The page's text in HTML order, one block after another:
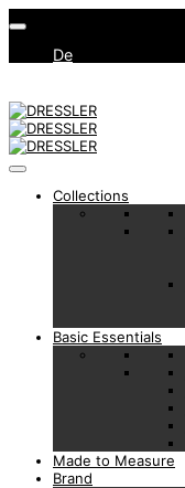
De
Collections
Basic Essentials
Made to Measure
Brand